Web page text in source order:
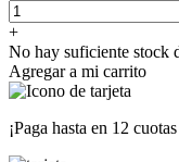
+
No hay suficiente stock
Agregar a mi carrito
¡Paga hasta en 12